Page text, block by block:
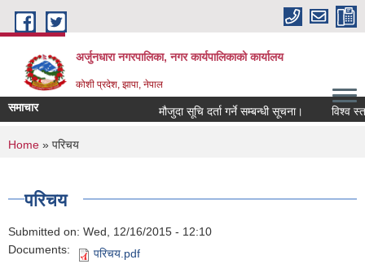
Skip to main content
अर्जुनधारा नगरपालिका, नगर कार्यपालिकाको कार्यालय
कोशी प्रदेश, झापा, नेपाल
समाचार मौजुदा सूचि दर्ता गर्ने सम्बन्धी सूचना। विश्व
You are here
Home » परिचय
परिचय
Submitted on: Wed, 12/16/2015 - 12:10
Documents:
परिचय.pdf